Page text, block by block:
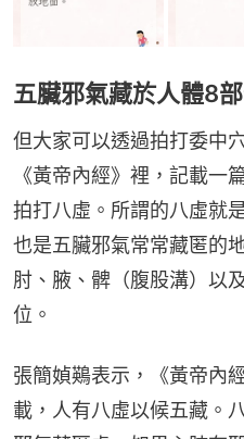
五臟邪氣藏於人體8
但大家可以透過拍打委中
《黃帝內經》裡，記載一
拍打八虛。所謂的八虛就
也是五臟邪氣常常藏匿的
肘、腋、髀（腹股溝）以
位。
張簡媜鶧表示，《黃帝內
載，人有八虛以候五藏。